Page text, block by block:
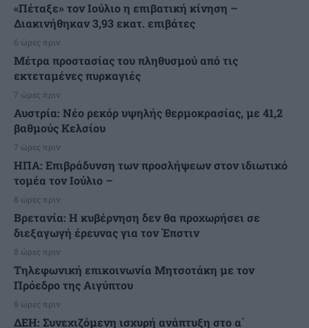
«Πέταξε» τον Ιούλιο η επιβατική κίνηση –
Διακινήθηκαν 3,93 εκατ. επιβάτες
6 ώρες πριν
Μέτρα προστασίας του πληθυσμού από τις
εκτεταμένες πυρκαγιές
7 ώρες πριν
Αυστρία: Νέο ρεκόρ υψηλής θερμοκρασίας, με 41,2
βαθμούς Κελσίου
7 ώρες πριν
ΗΠΑ: Επιβράδυνση των προσλήψεων στον ιδιωτικό
τομέα τον Ιούλιο –
8 ώρες πριν
Βρετανία: Η κυβέρνηση δεν θα προχωρήσει σε
διεξαγωγή έρευνας για τον Έπστιν
8 ώρες πριν
Τηλεφωνική επικοινωνία Μητσοτάκη με τον
Πρόεδρο της Αιγύπτου
8 ώρες πριν
ΔΕΗ: Συνεχιζόμενη ισχυρή ανάπτυξη στο α΄